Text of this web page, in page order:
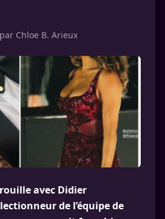
Chloe B. Arieux
avec Didier
de l’équipe de